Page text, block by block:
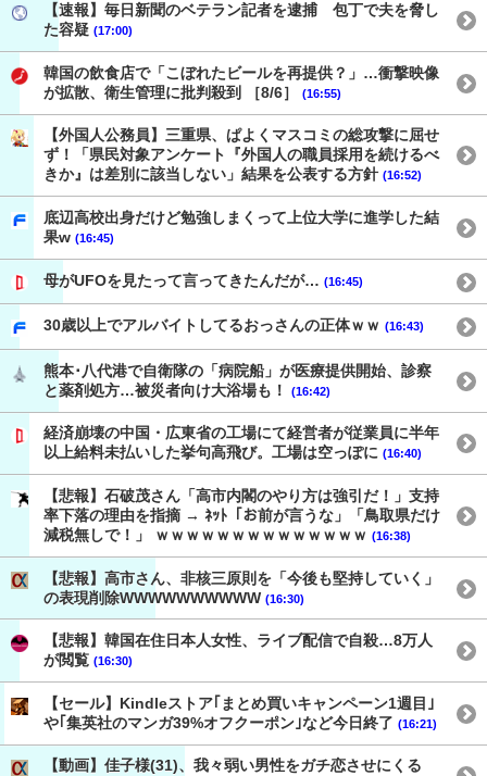
【速報】毎日新聞のベテラン記者を逮捕 包丁で夫を脅し
た容疑 (17:00)
韓国の飲食店で「こぼれたビールを再提供？」…衝撃映像
が拡散、衛生管理に批判殺到 ［8/6］
(16:55)
【外国人公務員】三重県、ぱよくマスコミの総攻撃に屈せ
ず！「県民対象アンケート『外国人の職員採用を続けるべ
きか』は差別に該当しない」結果を公表する方針 (16:52)
底辺高校出身だけど勉強しまくって上位大学に進学した結
果w (16:45)
母がUFOを見たって言ってきたんだが… (16:45)
30歳以上でアルバイトしてるおっさんの正体ｗｗ (16:43)
熊本･八代港で自衛隊の「病院船」が医療提供開始、診察
と薬剤処方…被災者向け大浴場も！
(16:42)
経済崩壊の中国・広東省の工場にて経営者が従業員に半年
以上給料未払いした挙句高飛び。工場は空っぽに (16:40)
【悲報】石破茂さん「高市内閣のやり方は強引だ！」支持
率下落の理由を指摘 → ﾈｯﾄ「お前が言うな」「鳥取県だけ
減税無しで！」 ｗｗｗｗｗｗｗｗｗｗｗｗｗｗ (16:38)
【悲報】高市さん、非核三原則を「今後も堅持していく」
の表現削除WWWWWWWWWW (16:30)
【悲報】韓国在住日本人女性、ライブ配信で自殺…8万人
が閲覧 (16:30)
【セール】Kindleストア｢まとめ買いキャンペーン1週目｣
や｢集英社のマンガ39%オフクーポン｣など今日終了 (16:21)
【動画】佳子様(31)、我々弱い男性をガチ恋させにくる